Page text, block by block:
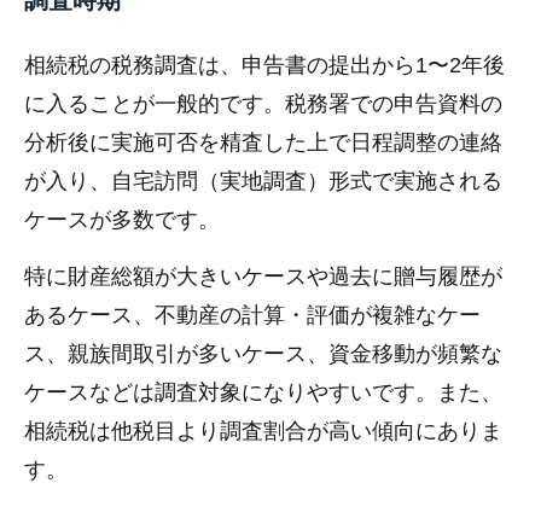
相続税の税務調査は、申告書の提出から1〜2年後
に入ることが一般的です。税務署での申告資料の
分析後に実施可否を精査した上で日程調整の連絡
が入り、自宅訪問（実地調査）形式で実施される
ケースが多数です。
特に財産総額が大きいケースや過去に贈与履歴が
あるケース、不動産の計算・評価が複雑なケー
ス、親族間取引が多いケース、資金移動が頻繁な
ケースなどは調査対象になりやすいです。また、
相続税は他税目より調査割合が高い傾向にありま
す。